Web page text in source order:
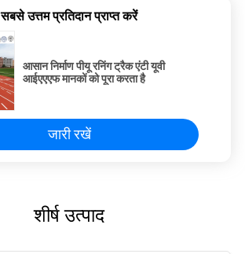
सबसे उत्तम प्रतिदान प्राप्त करें
आसान निर्माण पीयू रनिंग ट्रैक एंटी यूवी
आईएएएफ मानकों को पूरा करता है
जारी रखें
शीर्ष उत्पाद